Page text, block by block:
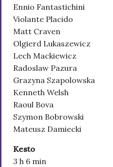
Ennio Fantastichini
Violante Placido
Matt Craven
Olgierd Lukaszewicz
Lech Mackiewicz
Radoslaw Pazura
Grazyna Szapolowska
Kenneth Welsh
Raoul Bova
Szymon Bobrowski
Mateusz Damiecki
Kesto
3 h 6 min